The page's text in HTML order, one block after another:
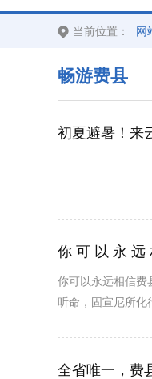
当前位置： 网
畅游费县
初夏避暑！来
你 可 以 永 远
你可以永远相信费
听命，固宣尼所化
全省唯一，费